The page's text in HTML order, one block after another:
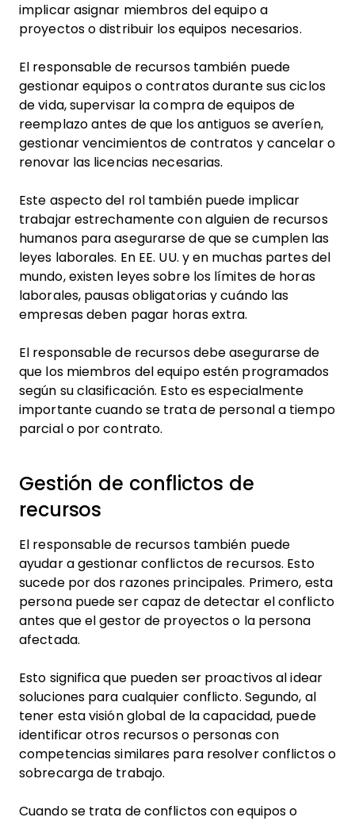
implicar asignar miembros del equipo a
proyectos o distribuir los equipos necesarios.
El responsable de recursos también puede
gestionar equipos o contratos durante sus ciclos
de vida, supervisar la compra de equipos de
reemplazo antes de que los antiguos se averíen,
gestionar vencimientos de contratos y cancelar o
renovar las licencias necesarias.
Este aspecto del rol también puede implicar
trabajar estrechamente con alguien de recursos
humanos para asegurarse de que se cumplen las
leyes laborales. En EE. UU. y en muchas partes del
mundo, existen leyes sobre los límites de horas
laborales, pausas obligatorias y cuándo las
empresas deben pagar horas extra.
El responsable de recursos debe asegurarse de
que los miembros del equipo estén programados
según su clasificación. Esto es especialmente
importante cuando se trata de personal a tiempo
parcial o por contrato.
Gestión de conflictos de
recursos
El responsable de recursos también puede
ayudar a gestionar conflictos de recursos. Esto
sucede por dos razones principales. Primero, esta
persona puede ser capaz de detectar el conflicto
antes que el gestor de proyectos o la persona
afectada.
Esto significa que pueden ser proactivos al idear
soluciones para cualquier conflicto. Segundo, al
tener esta visión global de la capacidad, puede
identificar otros recursos o personas con
competencias similares para resolver conflictos o
sobrecarga de trabajo.
Cuando se trata de conflictos con equipos o